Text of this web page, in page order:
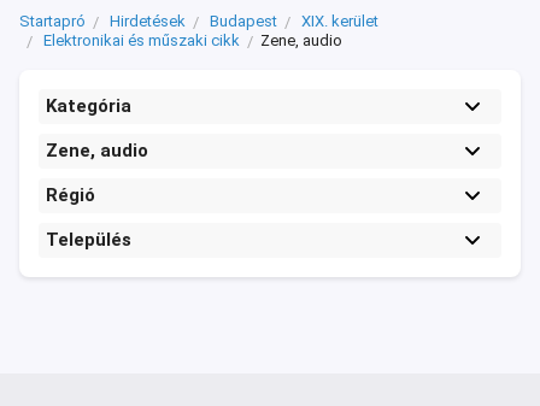
Startapró Hirdetések Budapest
XIX. kerület
Elektronikai és műszaki cikk
Zene, audio
Kategória
Zene, audio
Régió
Település